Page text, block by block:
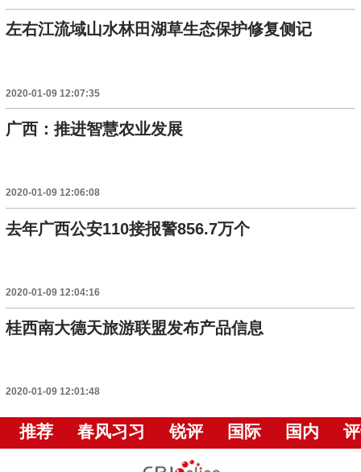
左右江流域山水林田湖草生态保护修复侧记
2020-01-09 12:07:35
广西：推进智慧农业发展
2020-01-09 12:06:08
去年广西公安110接报警856.7万个
2020-01-09 12:04:16
桂西南大德天旅游联盟发布产品信息
2020-01-09 12:01:48
推荐 春风习习 锐评 国际 国内